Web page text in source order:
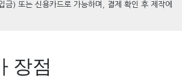
금) 또는 신용카드로 가능하며, 결제 확인 후 제작에
장점